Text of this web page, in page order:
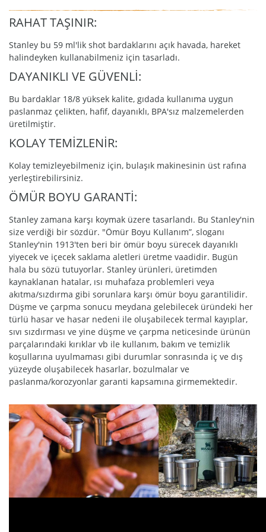
RAHAT TAŞINIR:
Stanley bu 59 ml'lik shot bardaklarını açık havada, hareket
halindeyken kullanabilmeniz için tasarladı.
DAYANIKLI VE GÜVENLİ:
Bu bardaklar 18/8 yüksek kalite, gıdada kullanıma uygun
paslanmaz çelikten, hafif, dayanıklı, BPA'sız malzemelerden
üretilmiştir.
KOLAY TEMİZLENİR:
Kolay temizleyebilmeniz için, bulaşık makinesinin üst rafına
yerleştirebilirsiniz.
ÖMÜR BOYU GARANTİ:
Stanley zamana karşı koymak üzere tasarlandı. Bu Stanley'nin
size verdiği bir sözdür. "Ömür Boyu Kullanım”, sloganı
Stanley'nin 1913'ten beri bir ömür boyu sürecek dayanıklı
yiyecek ve içecek saklama aletleri üretme vaadidir. Bugün
hala bu sözü tutuyorlar. Stanley ürünleri, üretimden
kaynaklanan hatalar, ısı muhafaza problemleri veya
akıtma/sızdırma gibi sorunlara karşı ömür boyu garantilidir.
Düşme ve çarpma sonucu meydana gelebilecek üründeki her
türlü hasar ve hasar nedeni ile oluşabilecek termal kayıplar,
sıvı sızdırması ve yine düşme ve çarpma neticesinde ürünün
parçalarındaki kırıklar vb ile kullanım, bakım ve temizlik
koşullarına uyulmaması gibi durumlar sonrasında iç ve dış
yüzeyde oluşabilecek hasarlar, bozulmalar ve
paslanma/korozyonlar garanti kapsamına girmemektedir.